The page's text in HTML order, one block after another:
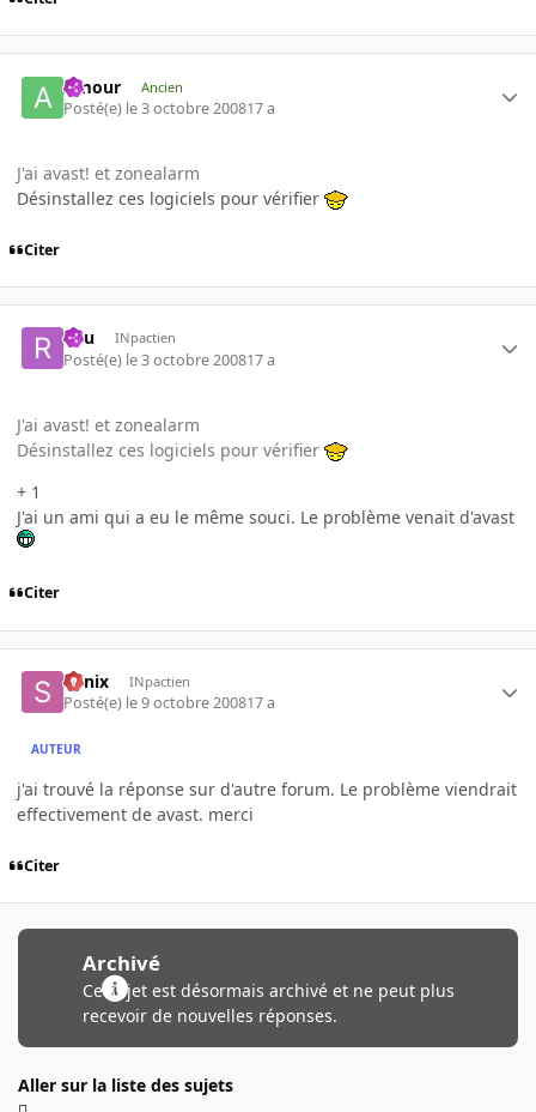
Amour Ancien
Posté(e) le 3 octobre 200817 a
J'ai avast! et zonealarm
Désinstallez ces logiciels pour vérifier
Citer
Ryu INpactien
Posté(e) le 3 octobre 200817 a
J'ai avast! et zonealarm
Désinstallez ces logiciels pour vérifier
+ 1
J'ai un ami qui a eu le même souci. Le problème venait d'avast
Citer
Sonix INpactien
Posté(e) le 9 octobre 200817 a
AUTEUR
j'ai trouvé la réponse sur d'autre forum. Le problème viendrait
effectivement de avast. merci
Citer
Archivé
Ce sujet est désormais archivé et ne peut plus
recevoir de nouvelles réponses.
Aller sur la liste des sujets